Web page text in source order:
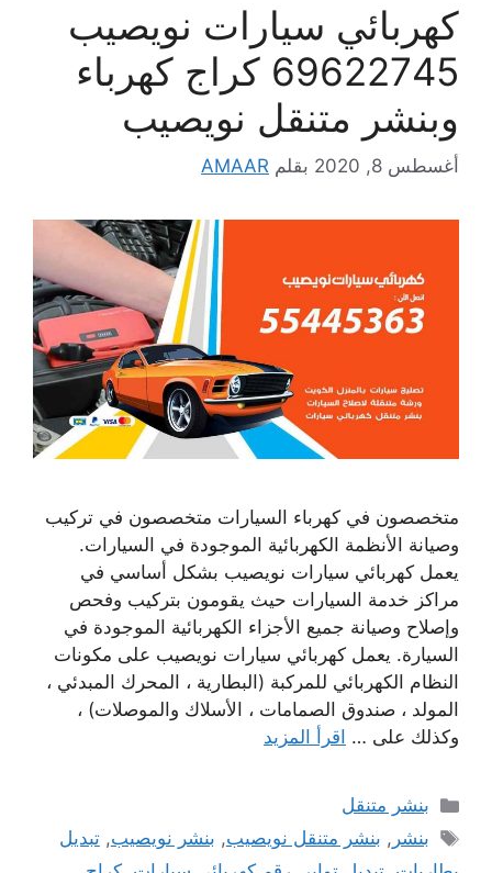
كهربائي سيارات نويصيب
69622745 كراج كهرباء
وبنشر متنقل نويصيب
أغسطس 8, 2020 بقلم AMAAR
متخصصون في كهرباء السيارات متخصصون في تركيب
وصيانة الأنظمة الكهربائية الموجودة في السيارات.
يعمل كهربائي سيارات نويصيب بشكل أساسي في
مراكز خدمة السيارات حيث يقومون بتركيب وفحص
وإصلاح وصيانة جميع الأجزاء الكهربائية الموجودة في
السيارة. يعمل كهربائي سيارات نويصيب على مكونات
النظام الكهربائي للمركبة (البطارية ، المحرك المبدئي ،
المولد ، صندوق الصمامات ، الأسلاك والموصلات) ،
وكذلك على … اقرأ المزيد
التصنيفات
بنشر متنقل
الوسوم
بنشر , بنشر متنقل نويصيب, بنشر نويصيب,تبديل